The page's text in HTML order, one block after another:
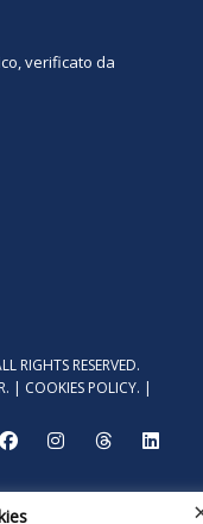
verificato da
RIGHTS RESERVED.
| COOKIES POLICY. |